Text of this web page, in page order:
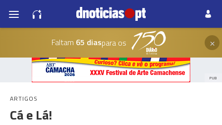
Faltam 65 diaspara os ×
PUB
ARTIGOS
Cá e Lá!